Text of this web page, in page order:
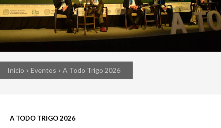
Inicio Eventos A Todo Trigo 2026
A TODO TRIGO 2026